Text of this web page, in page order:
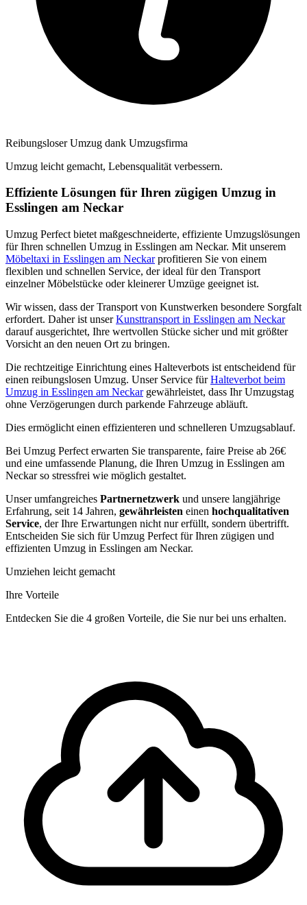
Reibungsloser Umzug dank Umzugsfirma
Umzug leicht gemacht, Lebensqualität verbessern.
Effiziente Lösungen für Ihren zügigen Umzug in
Esslingen am Neckar
Umzug Perfect bietet maßgeschneiderte, effiziente Umzugslösungen
für Ihren schnellen Umzug in Esslingen am Neckar. Mit unserem
Möbeltaxi in Esslingen am Neckarprofitieren Sie von einem
flexiblen und schnellen Service, der ideal für den Transport
einzelner Möbelstücke oder kleinerer Umzüge geeignet ist.
Wir wissen, dass der Transport von Kunstwerken besondere Sorgfalt
erfordert. Daher ist unserKunsttransport in Esslingen am Neckar
darauf ausgerichtet, Ihre wertvollen Stücke sicher und mit größter
Vorsicht an den neuen Ort zu bringen.
Die rechtzeitige Einrichtung eines Halteverbots ist entscheidend für
einen reibungslosen Umzug. Unser Service fürHalteverbot beim
Umzug in Esslingen am Neckargewährleistet, dass Ihr Umzugstag
ohne Verzögerungen durch parkende Fahrzeuge abläuft.
Dies ermöglicht einen effizienteren und schnelleren Umzugsablauf.
Bei Umzug Perfect erwarten Sie transparente, faire Preise ab 26€
und eine umfassende Planung, die Ihren Umzug in Esslingen am
Neckar so stressfrei wie möglich gestaltet.
Unser umfangreiches Partnernetzwerk und unsere langjährige
Erfahrung, seit 14 Jahren, gewährleisten einen hochqualitativen
Service, der Ihre Erwartungen nicht nur erfüllt, sondern übertrifft.
Entscheiden Sie sich für Umzug Perfect für Ihren zügigen und
effizienten Umzug in Esslingen am Neckar.
Umziehen leicht gemacht
Ihre Vorteile
Entdecken Sie die 4 großen Vorteile, die Sie nur bei uns erhalten.